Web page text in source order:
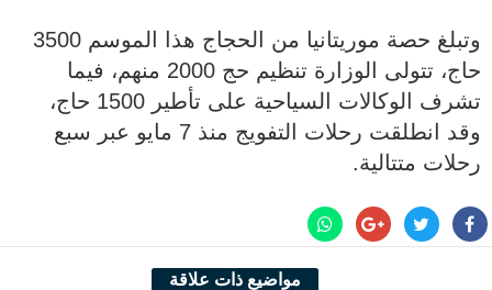
وتبلغ حصة موريتانيا من الحجاج هذا الموسم 3500
حاج، تتولى الوزارة تنظيم حج 2000 منهم، فيما
تشرف الوكالات السياحية على تأطير 1500 حاج،
وقد انطلقت رحلات التفويج منذ 7 مايو عبر سبع
رحلات متتالية.
مواضيع ذات علاقة